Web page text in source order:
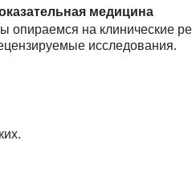
медицина
опираемся на клинические
исследования.